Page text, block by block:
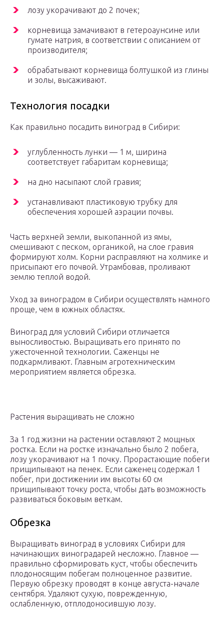
лозу укорачивают до 2 почек;
корневища замачивают в гетероаунсине или
гумате натрия, в соответствии с описанием от
производителя;
обрабатывают корневища болтушкой из глины
и золы, высаживают.
Технология посадки
Как правильно посадить виноград в Сибири:
углубленность лунки — 1 м, ширина
соответствует габаритам корневища;
на дно насыпают слой гравия;
устанавливают пластиковую трубку для
обеспечения хорошей аэрации почвы.
Часть верхней земли, выкопанной из ямы,
смешивают с песком, органикой, на слое гравия
формируют холм. Корни расправляют на холмике и
присыпают его почвой. Утрамбовав, проливают
землю теплой водой.
Уход за виноградом в Сибири осуществлять намного
проще, чем в южных областях.
Виноград для условий Сибири отличается
выносливостью. Выращивать его принято по
ужесточенной технологии. Саженцы не
подкармливают. Главным агротехническим
мероприятием является обрезка.
Растения выращивать не сложно
За 1 год жизни на растении оставляют 2 мощных
ростка. Если на ростке изначально было 2 побега,
лозу укорачивают на 1 почку. Прорастающие побеги
прищипывают на пенек. Если саженец содержал 1
побег, при достижении им высоты 60 см
прищипывают точку роста, чтобы дать возможность
развиваться боковым веткам.
Обрезка
Выращивать виноград в условиях Сибири для
начинающих виноградарей несложно. Главное —
правильно сформировать куст, чтобы обеспечить
плодоносящим побегам полноценное развитие.
Первую обрезку проводят в конце августа-начале
сентября. Удаляют сухую, поврежденную,
ослабленную, отплодоносившую лозу.